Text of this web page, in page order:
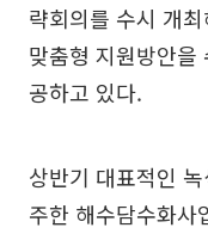
략회의를 수시 개
맞춤형 지원방안을
공하고 있다.
상반기 대표적인
주한 해수담수화사